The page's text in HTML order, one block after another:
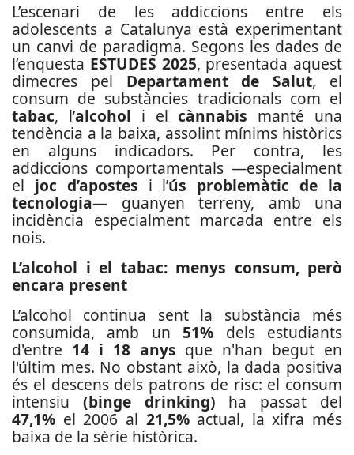
L’escenari de les addiccions entre els
adolescents a Catalunya està experimentant
un canvi de paradigma. Segons les dades de
l’enquesta ESTUDES 2025, presentada aquest
dimecres pel Departament de Salut, el
consum de substàncies tradicionals com el
tabac, l’alcohol i elcànnabis manté una
tendència a la baixa, assolint mínims històrics
en alguns indicadors. Per contra, les
addiccions comportamentals —especialment
el joc d’apostes i l’ús problemàtic de la
tecnologia— guanyen terreny, amb una
incidència especialment marcada entre els
nois.
L’alcohol i el tabac: menys consum, però
encara present
L’alcohol continua sent la substància més
consumida, amb un 51% dels estudiants
d'entre 14 i 18 anys que n'han begut en
l'últim mes. No obstant això, la dada positiva
és el descens dels patrons de risc: el consum
intensiu (binge drinking) ha passat del
47,1% el 2006 al 21,5%actual, la xifra més
baixa de la sèrie històrica.